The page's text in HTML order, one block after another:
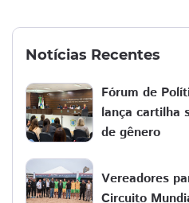
Notícias Recentes
Fórum de
lança cartilha
de gênero
Vereadores
Circuito